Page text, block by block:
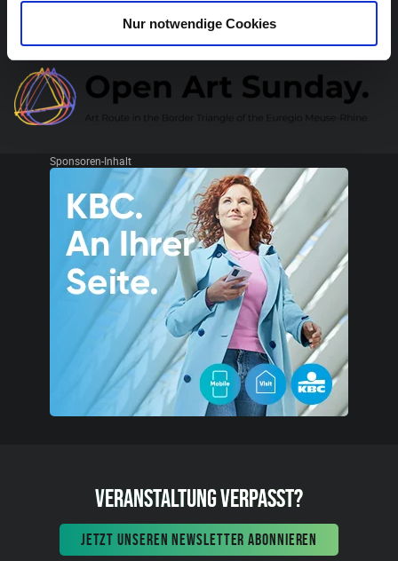
Nur notwendige Cookies
In Kooperation mit
Sponsoren-Inhalt
VERANSTALTUNG VERPASST?
JETZT UNSEREN NEWSLETTER ABONNIEREN